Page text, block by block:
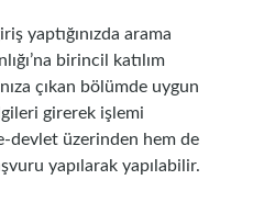
yaptığınızda arama
birincil katılım
çıkan bölümde uygun
girerek işlemi
devlet üzerinden hem de
yapılarak yapılabilir.